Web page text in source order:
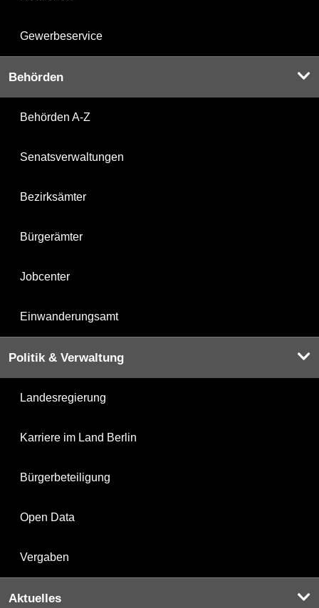
Gewerbeservice
Behörden
Behörden A-Z
Senatsverwaltungen
Bezirksämter
Bürgerämter
Jobcenter
Einwanderungsamt
Politik & Verwaltung
Landesregierung
Karriere im Land Berlin
Bürgerbeteiligung
Open Data
Vergaben
Aktuelles